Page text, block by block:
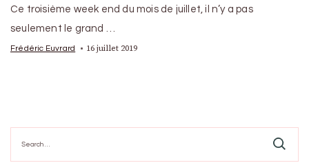
Ce troisième week end du mois de juillet, il n’y a pas
seulement le grand …
Frédéric Euvrard 16 juillet 2019
for: